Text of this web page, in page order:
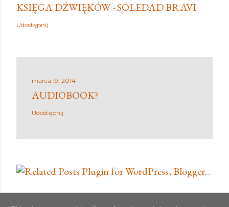
KSIĘGA DŹWIĘKÓW - SOLEDAD BRAVI
Udostępnij
marca 19, 2014
AUDIOBOOK?
Udostępnij